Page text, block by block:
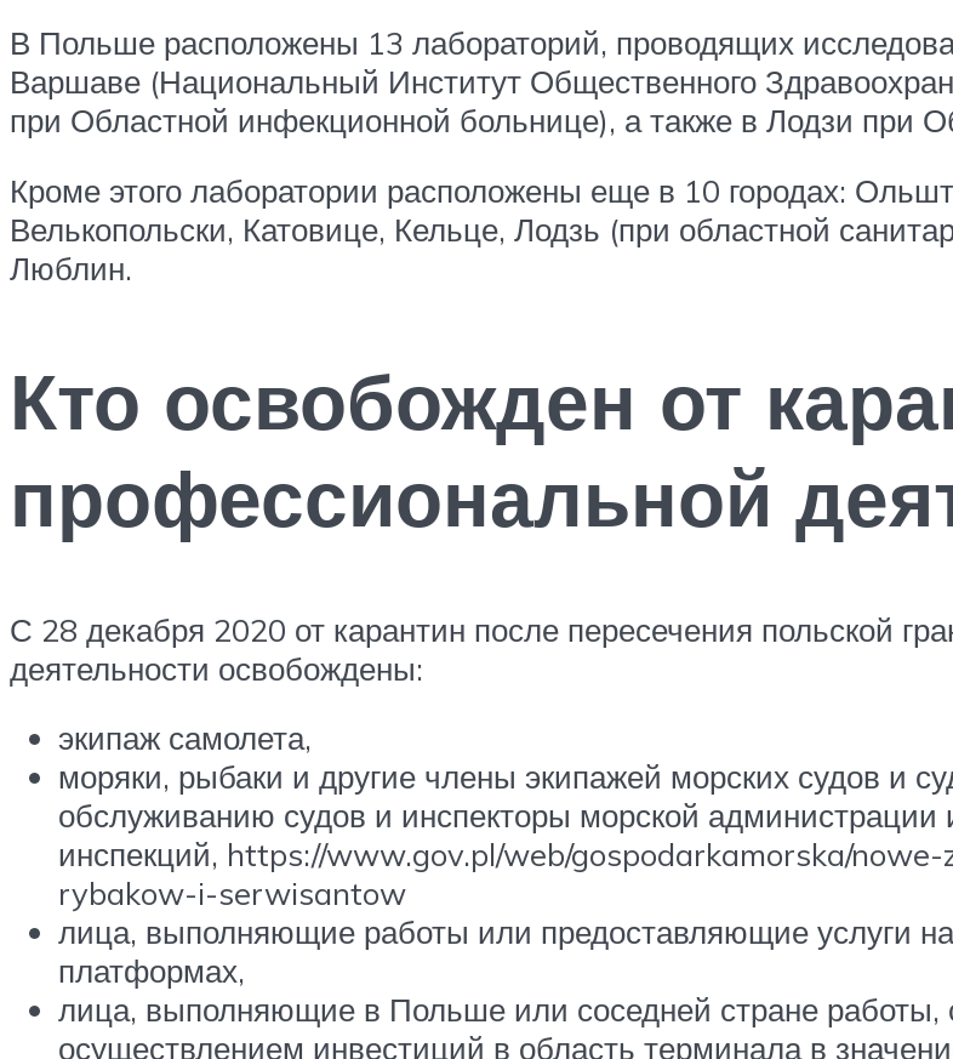
В Польше расположены 13 лабораторий, проводящих
Варшаве (Национальный Институт Общественного
при Областной инфекционной больнице), а также в Лодзи при
Кроме этого лаборатории расположены еще в 10 городах:
Велькопольски, Катовице, Кельце, Лодзь (при областной
Люблин.
Кто освобожден от
профессиональной
С 28 декабря 2020 от карантин после пересечения польской
деятельности освобождены:
экипаж самолета,
моряки, рыбаки и другие члены экипажей морских судов и
обслуживанию судов и инспекторы морской
инспекций, https://www.gov.pl/web/gospodarkamorska/
rybakow-i-serwisantow
лица, выполняющие работы или предоставляющие услуги
платформах,
лица, выполняющие в Польше или соседней стране работы,
осуществлением инвестиций в область терминала в